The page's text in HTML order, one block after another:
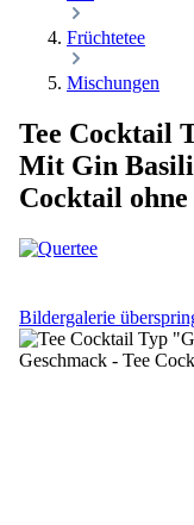
Früchtetee
Mischungen
Tee Cocktail
Mit Gin
Cocktail
Bildergalerie